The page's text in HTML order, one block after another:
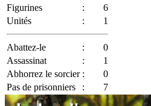
Figurines
:
6
Unités
: 1
Abattez-le :
0
Assassinat
:
1
Abhorrez le sorcier :
0
Pas de prisonniers
: 7